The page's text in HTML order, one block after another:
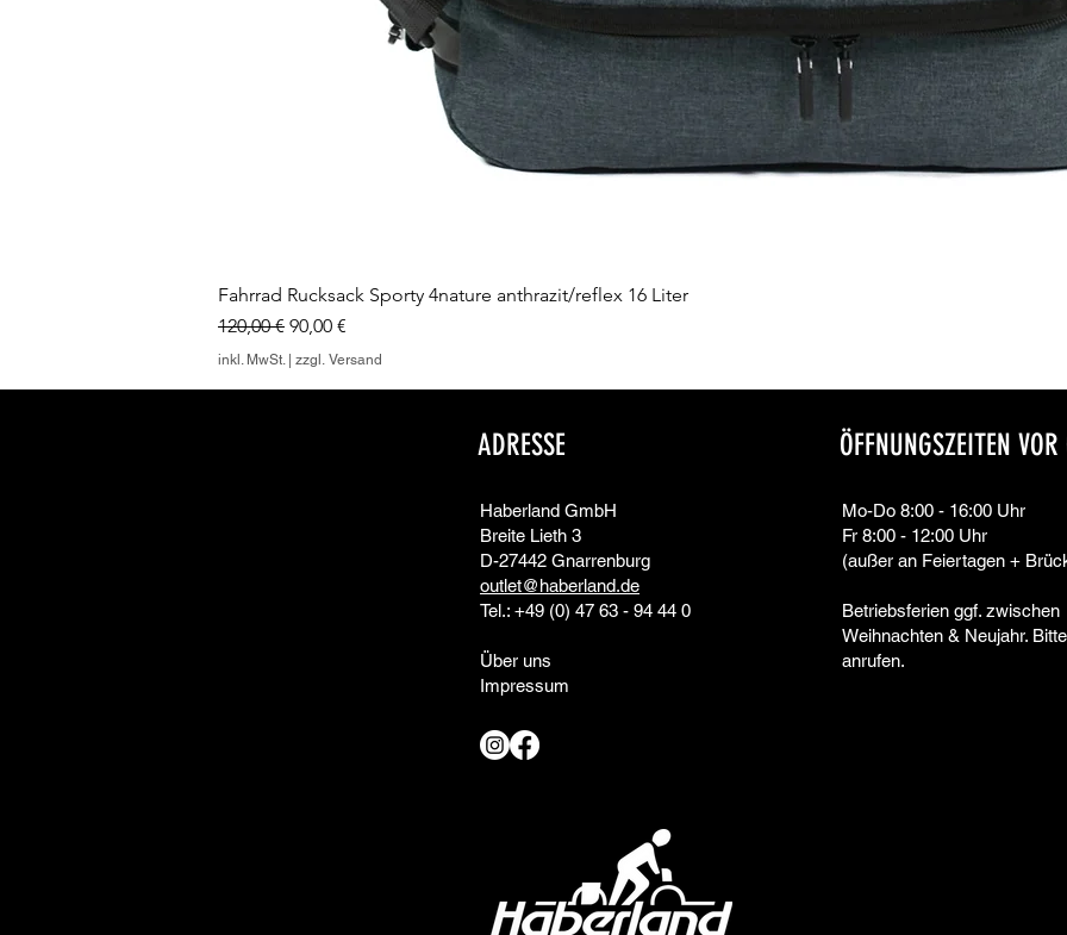
Fahrrad Rucksack Sporty 4nature anthrazit/reflex 16 Liter
Standardpreis
120,00 € Sale-Preis
90,00 €
inkl. MwSt.| zzgl. Versand
ADRESSE
Haberland GmbH
Breite Lieth 3
D-27442 Gnarrenburg
outlet@haberland.de
Tel.: +49 (0) 47 63 - 94 44 0
Über uns
Impressum
ÖFFNUNGSZEITEN
Mo-Do 8:00 - 16:00 Uhr
Fr 8:00 - 12:00 Uhr
(außer an Feiertagen +
Betriebsferien ggf. zwischen
Weihnachten & Neujahr.
anrufen.